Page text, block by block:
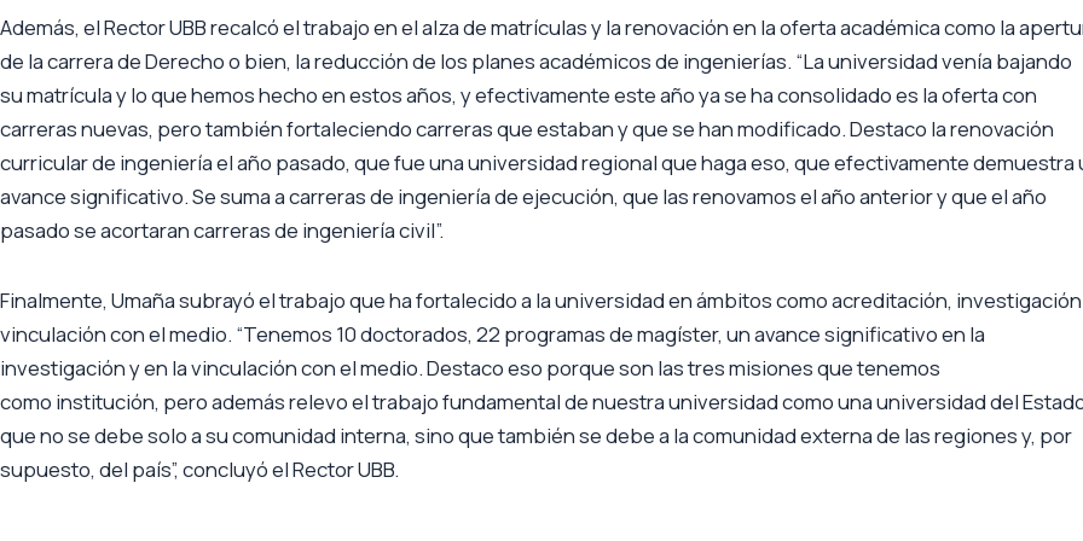
Además, el Rector UBB recalcó el trabajo en el alza de matrículas y la renovación en la oferta académica como la
de la carrera de Derecho o bien, la reducción de los planes académicos de ingenierías. “La universidad venía bajando
su matrícula y lo que hemos hecho en estos años, y efectivamente este año ya se ha consolidado es la oferta con
carreras nuevas, pero también fortaleciendo carreras que estaban y que se han modificado. Destaco la renovación
curricular de ingeniería el año pasado, que fue una universidad regional que haga eso, que efectivamente demuestra
avance significativo. Se suma a carreras de ingeniería de ejecución, que las renovamos el año anterior y que el año
pasado se acortaran carreras de ingeniería civil”.
Finalmente, Umaña subrayó el trabajo que ha fortalecido a la universidad en ámbitos como acreditación,
vinculación con el medio. “Tenemos 10 doctorados, 22 programas de magíster, un avance significativo en la
investigación y en la vinculación con el medio. Destaco eso porque son las tres misiones que tenemos
como institución, pero además relevo el trabajo fundamental de nuestra universidad como una universidad del
que no se debe solo a su comunidad interna, sino que también se debe a la comunidad externa de las regiones y, por
supuesto, del país”, concluyó el Rector UBB.